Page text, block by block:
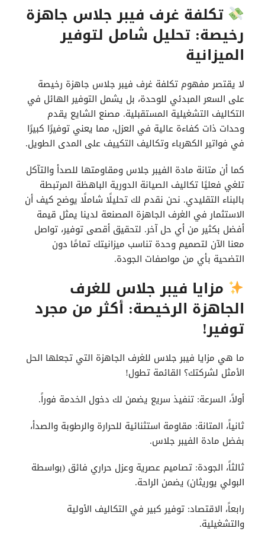
تكلفة غرف فيبر جلاس جاهزة
رخيصة: تحليل شامل لتوفير
الميزانية
لا يقتصر مفهوم تكلفة غرف فيبر جلاس جاهزة رخيصة
على السعر المبدئي للوحدة، بل يشمل التوفير الهائل في
التكاليف التشغيلية المستقبلية. مصنع الشايع يقدم
وحدات ذات كفاءة عالية في العزل، مما يعني توفيرًا كبيرًا
في فواتير الكهرباء وتكاليف التكييف على المدى الطويل.
كما أن متانة مادة الفيبر جلاس ومقاومتها للصدأ والتآكل
تلغي فعليًا تكاليف الصيانة الدورية الباهظة المرتبطة
بالبناء التقليدي. نحن نقدم لك تحليلًا شاملًا يوضح كيف أن
الاستثمار في الغرف الجاهزة المصنعة لدينا يمثل قيمة
أفضل بكثير من أي حل آخر. لتحقيق أقصى توفير، تواصل
معنا الآن لتصميم وحدة تناسب ميزانيتك تمامًا دون
التضحية بأي من مواصفات الجودة.
مزايا فيبر جلاس للغرف
الجاهزة الرخيصة: أكثر من مجرد
توفير!
ما هي مزايا فيبر جلاس للغرف الجاهزة التي تجعلها الحل
الأمثل لشركتك؟ القائمة تطول!
أولاً، السرعة: تنفيذ سريع يضمن لك دخول الخدمة فوراً.
ثانياً، المتانة: مقاومة استثنائية للحرارة والرطوبة والصدأ،
بفضل مادة الفيبر جلاس.
ثالثاً، الجودة: تصاميم عصرية وعزل حراري فائق (بواسطة
البولي يوريثان) يضمن الراحة.
رابعاً، الاقتصاد: توفير كبير في التكاليف الأولية
والتشغيلية.